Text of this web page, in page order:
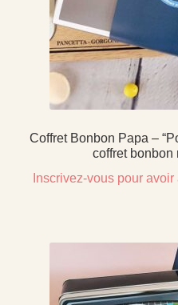
Coffret Bonbon Papa –
coffret bonbon
Inscrivez-vous pour